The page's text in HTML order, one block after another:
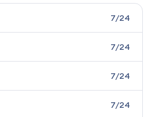
7/24
7/24
7/24
7/24